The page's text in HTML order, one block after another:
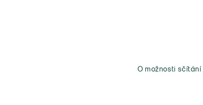
O možnosti